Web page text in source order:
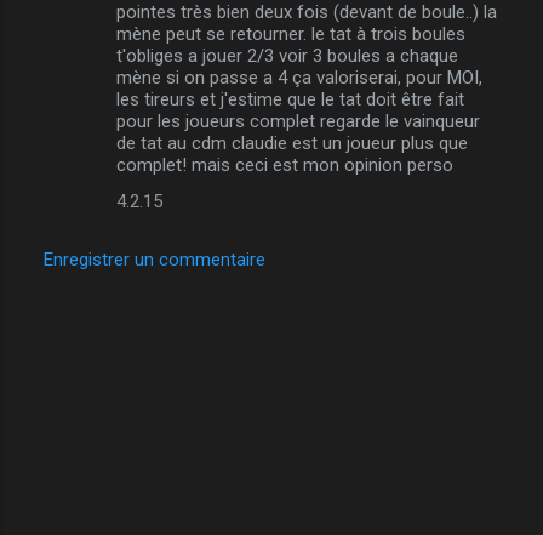
pointes très bien deux fois (devant de boule..) la
mène peut se retourner. le tat à trois boules
t'obliges a jouer 2/3 voir 3 boules a chaque
mène si on passe a 4 ça valoriserai, pour MOI,
les tireurs et j'estime que le tat doit être fait
pour les joueurs complet regarde le vainqueur
de tat au cdm claudie est un joueur plus que
complet! mais ceci est mon opinion perso
4.2.15
Enregistrer un commentaire